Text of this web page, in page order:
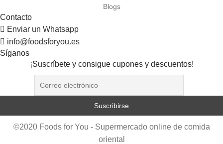
Blogs
Contacto
Enviar un Whatsapp
info@foodsforyou.es
Síganos
¡Suscríbete y consigue cupones y descuentos!
©2020 Foods for You - Supermercado online de comida
oriental